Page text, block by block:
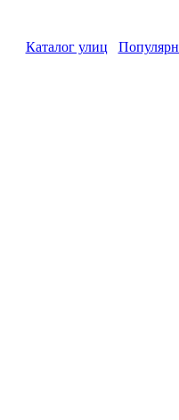
Каталог улиц